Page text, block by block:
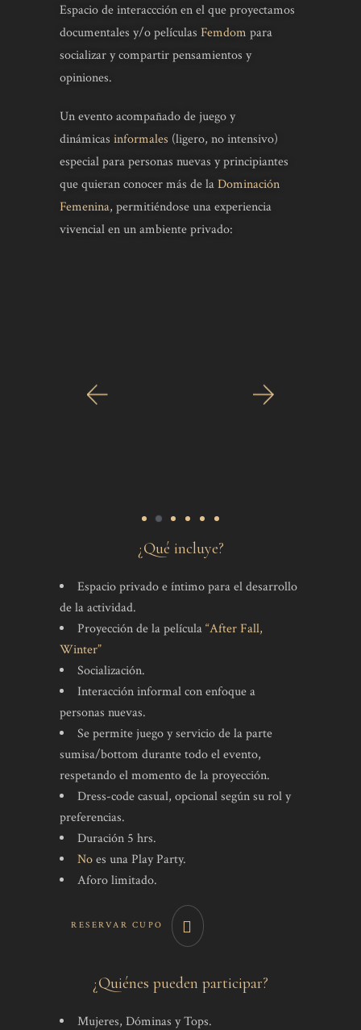
Espacio de interaccción en el que proyectamos
documentales y/o películas Femdom para
socializar y compartir pensamientos y
opiniones.
Un evento acompañado de juego y
dinámicas informales (ligero, no intensivo)
especial para personas nuevas y principiantes
que quieran conocer más de laDominación
Femenina, permitiéndose una experiencia
vivencial en un ambiente privado:
¿Qué incluye?
Espacio privado e íntimo para el desarrollo
de la actividad.
Proyección de la película“After Fall,
Winter”
Socialización.
Interacción informal con enfoque a
personas nuevas.
Se permite juego y servicio de la parte
sumisa/bottom durante todo el evento,
respetando el momento de la proyección.
Dress-code casual, opcional según su rol y
preferencias.
Duración 5 hrs.
Noes una Play Party.
Aforo limitado.
RESERVAR CUPO
¿Quiénes pueden participar?
Mujeres, Dóminas y Tops.